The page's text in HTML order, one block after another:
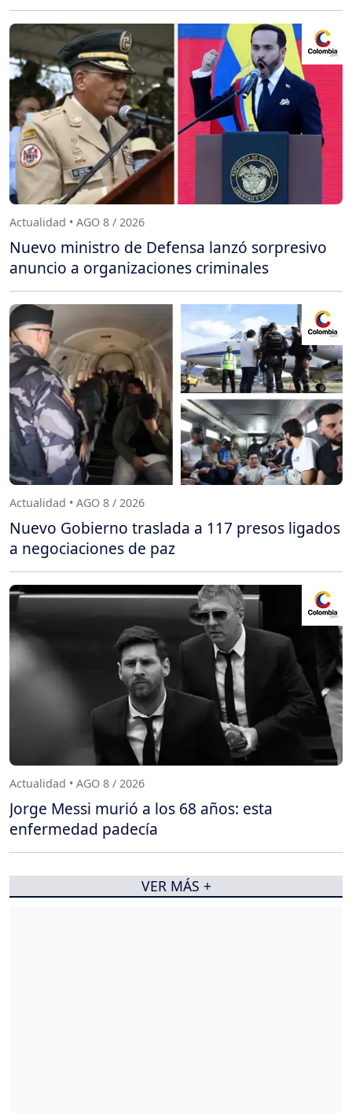
Actualidad • AGO 8 / 2026
Nuevo ministro de Defensa lanzó sorpresivo
anuncio a organizaciones criminales
Actualidad • AGO 8 / 2026
Nuevo Gobierno traslada a 117 presos ligados
a negociaciones de paz
Actualidad • AGO 8 / 2026
Jorge Messi murió a los 68 años: esta
enfermedad padecía
VER MÁS +